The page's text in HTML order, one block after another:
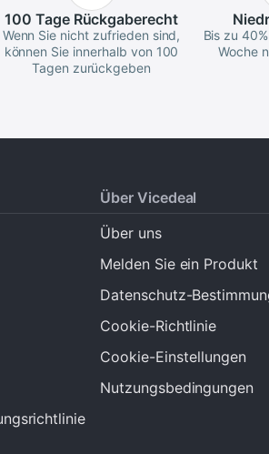
100 TageRückgaberecht
Wenn Sie nicht zufrieden sind,
können Sie innerhalb von 100
Tagen zurückgeben
Bis zu
Woche
Über Vicedeal
Über uns
Melden Sie ein Produkt
Datenschutz-
Cookie-Richtlinie
Cookie-Einstellungen
Nutzungsbedingungen